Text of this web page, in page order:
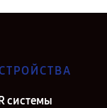
системы